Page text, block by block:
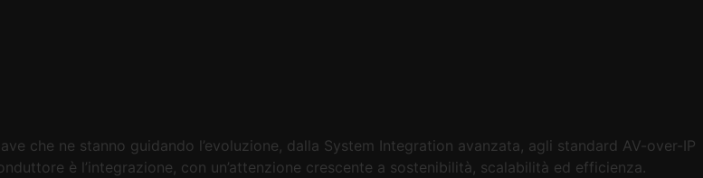
che ne stanno guidando l’evoluzione, dalla System Integration avanzata, agli standard AV-over-IP
è l’integrazione, con un’attenzione crescente a sostenibilità, scalabilità ed efficienza.